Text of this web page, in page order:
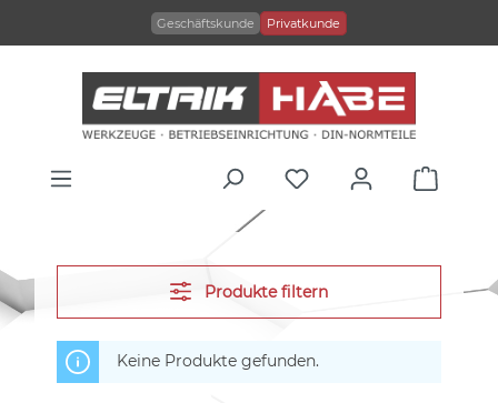
Geschäftskunde Privatkunde
Produkte filtern
Keine Produkte gefunden.